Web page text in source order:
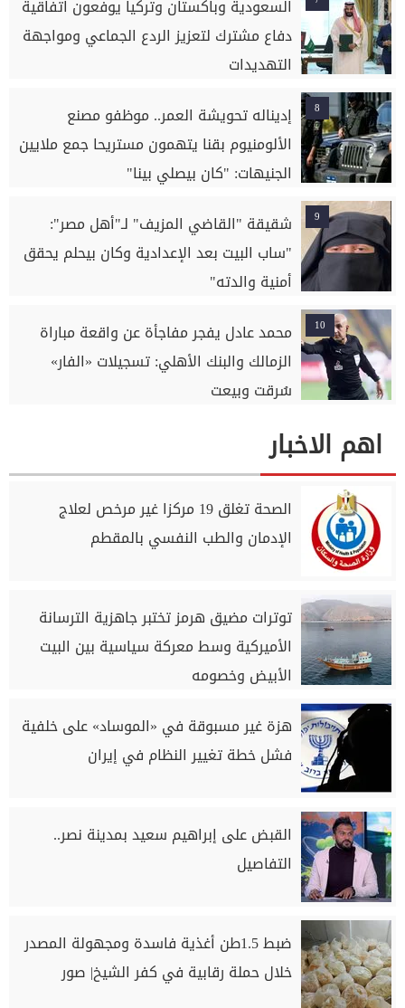
السعودية وباكستان وتركيا يوفعون اتفاقية
دفاع مشترك لتعزيز الردع الجماعي ومواجهة
التهديدات
8
إديناله تحويشة العمر.. موظفو مصنع
الألومنيوم بقنا يتهمون مستريحا جمع ملايين
الجنيهات: "كان بيصلي بينا"
9
شقيقة "القاضي المزيف" لـ"أهل مصر":
"ساب البيت بعد الإعدادية وكان بيحلم يحقق
أمنية والدته"
10
محمد عادل يفجر مفاجأة عن واقعة مباراة
الزمالك والبنك الأهلي: تسجيلات «الفار»
سُرقت وبيعت
اهم الاخبار
الصحة تغلق 19 مركزا غير مرخص لعلاج
الإدمان والطب النفسي بالمقطم
توترات مضيق هرمز تختبر جاهزية الترسانة
الأميركية وسط معركة سياسية بين البيت
الأبيض وخصومه
هزة غير مسبوقة في «الموساد» على خلفية
فشل خطة تغيير النظام في إيران
القبض على إبراهيم سعيد بمدينة نصر..
التفاصيل
ضبط 1.5طن أغذية فاسدة ومجهولة المصدر
خلال حملة رقابية في كفر الشيخ| صور